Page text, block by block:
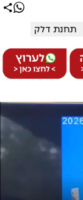
תחנת דלק